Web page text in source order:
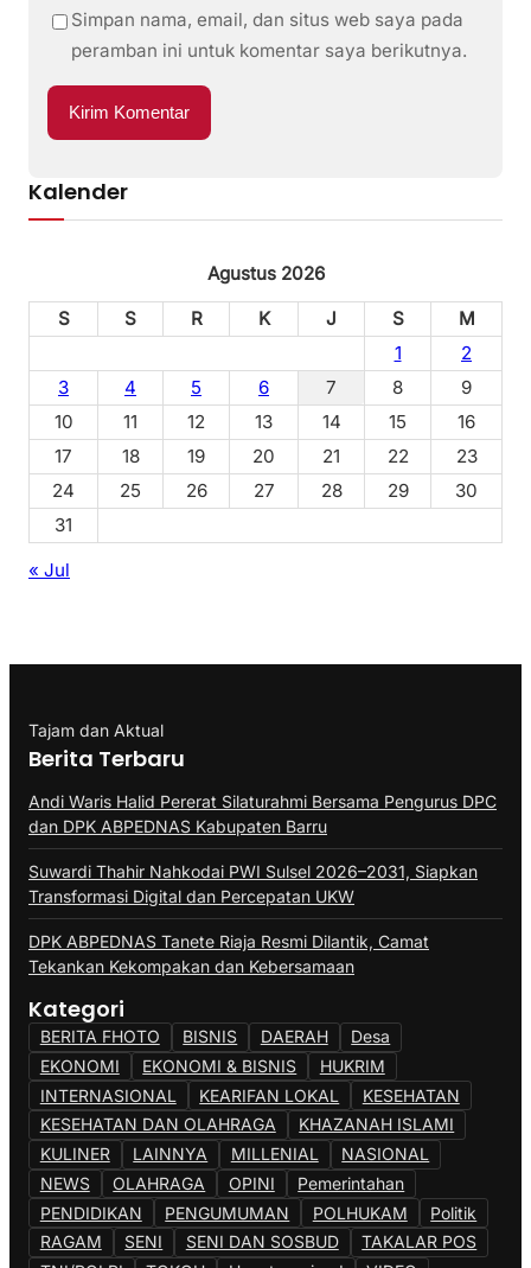
Simpan nama, email, dan situs web saya pada
peramban ini untuk komentar saya berikutnya.
Kalender
Agustus 2026
S
S R K J S
M
1
2
3
4 5 6 7 8
9
10
11 12 13 14 15
16
17
18 19 20 21 22
23
24
25 26 27 28 29
30
31
« Jul
Tajam dan Aktual
Berita Terbaru
Andi Waris Halid Pererat Silaturahmi Bersama Pengurus DPC
dan DPK ABPEDNAS Kabupaten Barru
Suwardi Thahir Nahkodai PWI Sulsel 2026–2031, Siapkan
Transformasi Digital dan Percepatan UKW
DPK ABPEDNAS Tanete Riaja Resmi Dilantik, Camat
Tekankan Kekompakan dan Kebersamaan
Kategori
BERITA FHOTO BISNIS DAERAH
Desa
EKONOMI
EKONOMI & BISNIS
HUKRIM
INTERNASIONAL
KEARIFAN LOKAL
KESEHATAN
KESEHATAN DAN OLAHRAGA
KHAZANAH ISLAMI
KULINER
LAINNYA MILLENIAL
NASIONAL
NEWS
OLAHRAGA OPINI
Pemerintahan
PENDIDIKAN
PENGUMUMAN POLHUKAM
Politik
RAGAM
SENI SENI DAN SOSBUD
TAKALAR POS